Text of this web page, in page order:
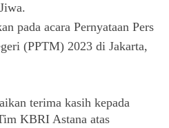
pada acara Pernyataan Pers
(PPTM) 2023 di Jakarta,
terima kasih kepada
KBRI Astana atas